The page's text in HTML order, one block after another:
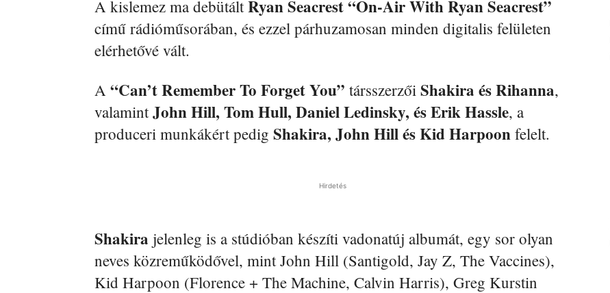
A kislemez ma debütáltRyan Seacrest “On-Air With Ryan Seacrest”
című rádióműsorában, és ezzel párhuzamosan minden digitalis felületen
elérhetővé vált.
A “Can’t Remember To Forget You” társszerzői Shakira és Rihanna,
valamintJohn Hill, Tom Hull, Daniel Ledinsky, és Erik Hassle, a
produceri munkákért pedig Shakira, John Hill és Kid Harpoon felelt.
Hirdetés
Shakira jelenleg is a stúdióban készíti vadonatúj albumát, egy sor olyan
neves közreműködővel, mint John Hill (Santigold, Jay Z, The Vaccines),
Kid Harpoon (Florence + The Machine, Calvin Harris), Greg Kurstin